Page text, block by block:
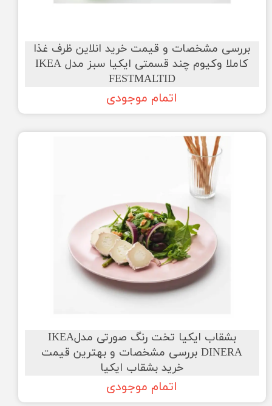
بررسی مشخصات و قیمت خرید انلاین ظرف غذا
کاملا وکیوم چند قسمتی ایکیا سبز مدل IKEA
FESTMALTID
اتمام موجودی
بشقاب ایکیا تخت رنگ صورتی مدلIKEA
DINERA بررسی مشخصات و بهترین قیمت
خرید بشقاب ایکیا
اتمام موجودی